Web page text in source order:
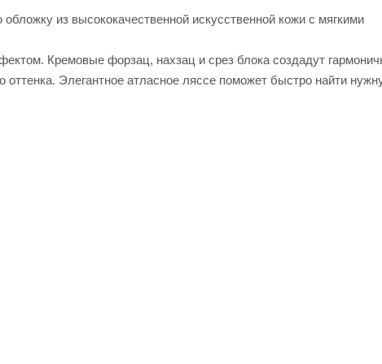
из высококачественной искусственной кожи с мягкими
Кремовые форзац, нахзац и срез блока создадут
Элегантное атласное ляссе поможет быстро найти